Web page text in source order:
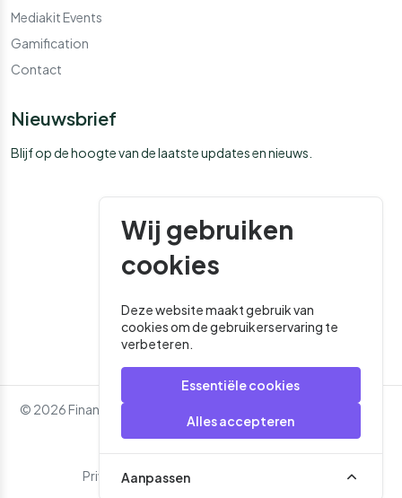
Wij gebruiken
cookies
Deze website maakt gebruik van
cookies om de gebruikerservaring te
verbeteren.
Essentiële cookies
Alles accepteren
Aanpassen
Mediakit Events
Gamification
Contact
Nieuwsbrief
Blijf op de hoogte van de laatste updates en nieuws.
© 2026 Financial Media. Alle rechten voorbehouden. - Website
Roger That
Privacybeleid Algemene Voorwaarden